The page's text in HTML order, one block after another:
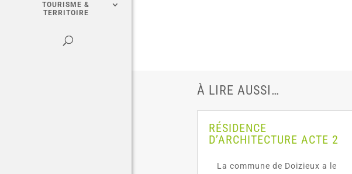
TOURISME &
TERRITOIRE
À LIRE AUSSI…
RÉSIDENCE
D’ARCHITECTURE ACTE 2
La commune de Doizieux a le